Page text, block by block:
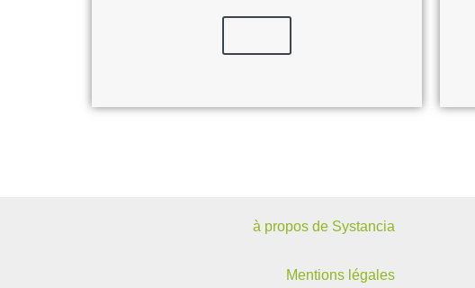
à propos de Systancia
Mentions légales